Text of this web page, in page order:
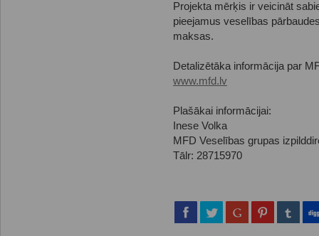
Projekta mērķis ir veicināt
pieejamus veselības
maksas.
Detalizētāka informācija par
www.mfd.lv
Plašākai informācijai:
Inese Volka
MFD Veselības grupas
Tālr: 28715970